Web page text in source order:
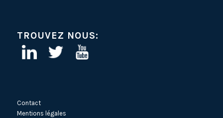
TROUVEZ NOUS:
Contact
Mentions légales